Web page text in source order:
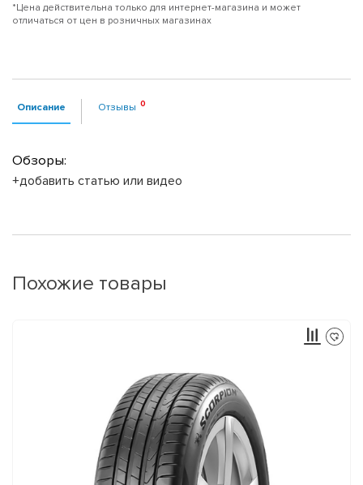
*Цена действительна только для интернет-магазина и может
отличаться от цен в розничных магазинах
Описание Отзывы
Обзоры:
+добавить статью или видео
Похожие товары